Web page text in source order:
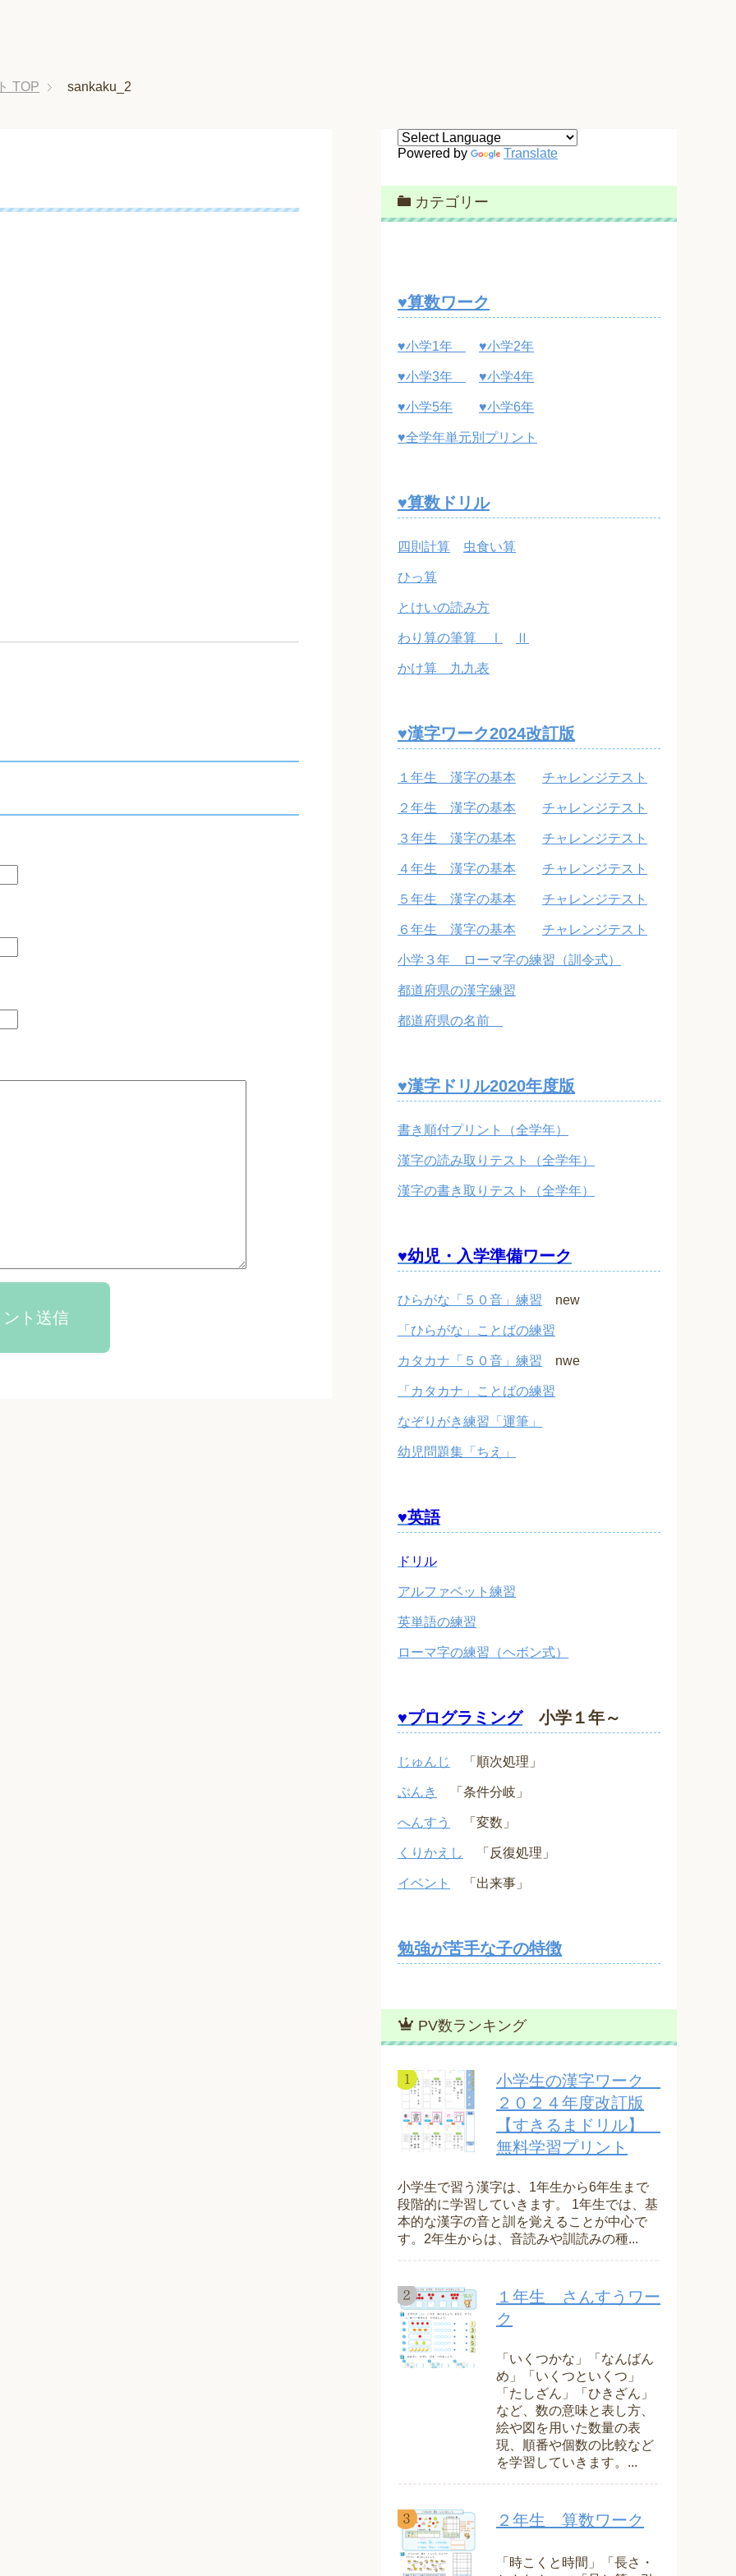
TOP sankaku_2
ト送信
Powered by Translate
カテゴリー
♥算数ワーク
♥小学1年 ♥小学2年
♥小学3年 ♥小学4年
♥小学5年 ♥小学6年
♥全学年単元別プリント
♥算数ドリル
四則計算 虫食い算
ひっ算
とけいの読み方
わり算の筆算 Ⅰ Ⅱ
かけ算 九九表
♥漢字ワーク2024改訂版
１年生 漢字の基本 チャレンジテスト
２年生 漢字の基本 チャレンジテスト
３年生 漢字の基本 チャレンジテスト
４年生 漢字の基本 チャレンジテスト
５年生 漢字の基本 チャレンジテスト
６年生 漢字の基本 チャレンジテスト
小学３年 ローマ字の練習（訓令式）
都道府県の漢字練習
都道府県の名前
♥漢字ドリル2020年度版
書き順付プリント（全学年）
漢字の読み取りテスト（全学年）
漢字の書き取りテスト（全学年）
♥幼児・入学準備ワーク
ひらがな「５０音」練習 new
「ひらがな」ことばの練習
カタカナ「５０音」練習 nwe
「カタカナ」ことばの練習
なぞりがき練習「運筆」
幼児問題集「ちえ」
♥英語
ドリル
アルファベット練習
英単語の練習
ローマ字の練習（ヘボン式）
♥プログラミング小学１年～
じゅんじ 「順次処理」
ぶんき 「条件分岐」
へんすう 「変数」
くりかえし 「反復処理」
イベント 「出来事」
勉強が苦手な子の特徴
PV数ランキング
小学生の漢字ワーク
２０２４年度改訂版
【すきるまドリル】
無料学習プリント
小学生で習う漢字は、1年生から6年生まで
段階的に学習していきます。 1年生では、基
本的な漢字の音と訓を覚えることが中心で
す。2年生からは、音読みや訓読みの種...
１年生 さんすうワー
ク
「いくつかな」「なんばん
め」「いくつといくつ」
「たしざん」「ひきざん」
など、数の意味と表し方、
絵や図を用いた数量の表
現、順番や個数の比較など
を学習していきます。...
２年生 算数ワーク
「時こくと時間」「長さ・